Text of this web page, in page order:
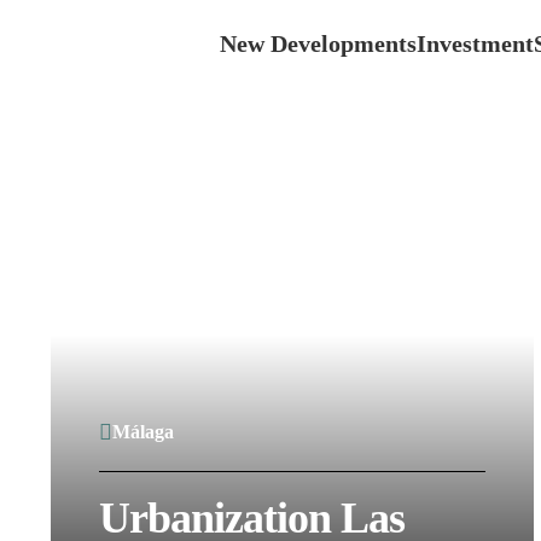
New DevelopmentsInvestment
Málaga
Urbanization Las